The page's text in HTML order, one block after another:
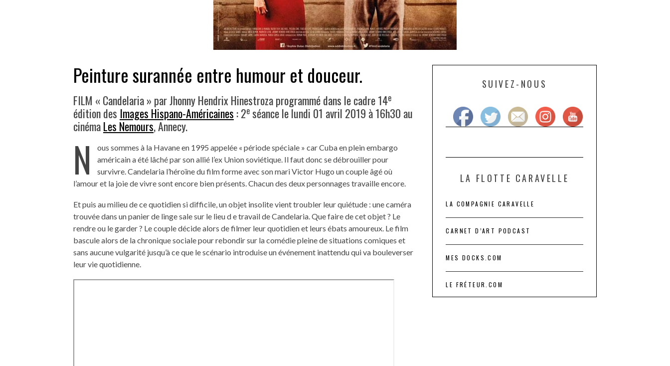
Peinture surannée entre humour et douceur.
FILM « Candelaria » par Jhonny Hendrix Hinestroza programmé dans le cadre 14e
édition des Images Hispano-Américaines : 2e séance le lundi 01 avril 2019 à 16h30 au
cinémaLes Nemours, Annecy.
N
ous sommes à la Havane en 1995 appelée « période spéciale » car Cuba en plein embargo
américain a été lâché par son allié l’ex Union soviétique. Il faut donc se débrouiller pour
survivre. Candelaria l’héroïne du film forme avec son mari Victor Hugo un couple âgé où
l’amour et la joie de vivre sont encore bien présents. Chacun des deux personnages travaille encore.
Et puis au milieu de ce quotidien si difficile, un objet insolite vient troubler leur quiétude : une caméra
trouvée dans un panier de linge sale sur le lieu d e travail de Candelaria. Que faire de cet objet ? Le
rendre ou le garder ? Le couple décide alors de filmer leur quotidien et leurs ébats amoureux. Le film
bascule alors de la chronique sociale pour rebondir sur la comédie pleine de situations comiques et
sans aucune vulgarité jusqu’à ce que le scénario introduise un événement inattendu qui va bouleverser
leur vie quotidienne.
SUIVEZ-NOUS
LA FLOTTE CARAVELLE
LA COMPAGNIE CARAVELLE
CARNET D’ART PODCAST
MES DOCKS.COM
LE FRÉTEUR.COM